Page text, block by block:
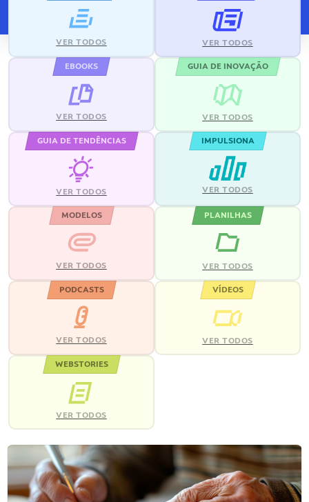
VER TODOS VER TODOS
EBOOKS
VER TODOS
GUIA DE INOVAÇÃO
VER TODOS
GUIA DE TENDÊNCIAS
VER TODOS
IMPULSIONA
VER TODOS
MODELOS
VER TODOS
PLANILHAS
VER TODOS
PODCASTS
VER TODOS
VÍDEOS
VER TODOS
WEBSTORIES
VER TODOS